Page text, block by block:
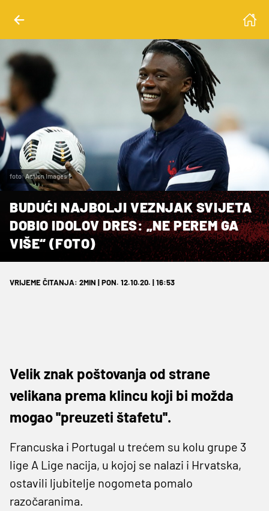
foto: Action Images
BUDUĆI NAJBOLJI VEZNJAK SVIJETA
DOBIO IDOLOV DRES: „NE PEREM GA
VIŠE“ (FOTO)
VRIJEME ČITANJA: 2MIN | PON. 12.10.20. | 16:53
Velik znak poštovanja od strane
velikana prema klincu koji bi možda
mogao ''preuzeti štafetu''.
Francuska i Portugal u trećem su kolu grupe 3
lige A Lige nacija, u kojoj se nalazi i Hrvatska,
ostavili ljubitelje nogometa pomalo
razočaranima.